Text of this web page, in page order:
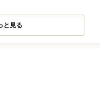
と見る